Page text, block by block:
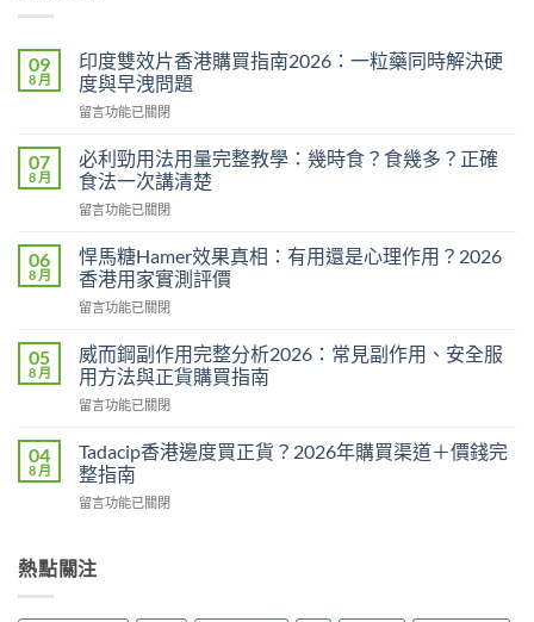
09
8 月
印度雙效片香港購買指南2026：一粒藥同時解決硬
度與早洩問題
在
度
雙
效
片
港
購
買
指
2026：
一
藥
時
解
決
與
早
問
留言功能已關閉
07
8 月
必利勁用法用量完整教學：幾時食？食幾多？正確
食法一次講清楚
在
利
勁
用
法
量
完
整
教
幾
時
食
正
留言功能已關閉
06
8 月
悍馬糖Hamer效果真相：有用還是心理作用？2026
香港用家實測評價
在
馬
糖
Hamer
效
真
相：
有
用
心
留言功能已關閉
05
8 月
威而鋼副作用完整分析2026：常見副作用、安全服
用方法與正貨購買指南
在
而
鋼
副
作
整
留言功能已關閉
04
8 月
Tadacip香港邊度買正貨？2026年購買渠道＋價錢完
整指南
在
港
邊
留言功能已關閉
熱點關注